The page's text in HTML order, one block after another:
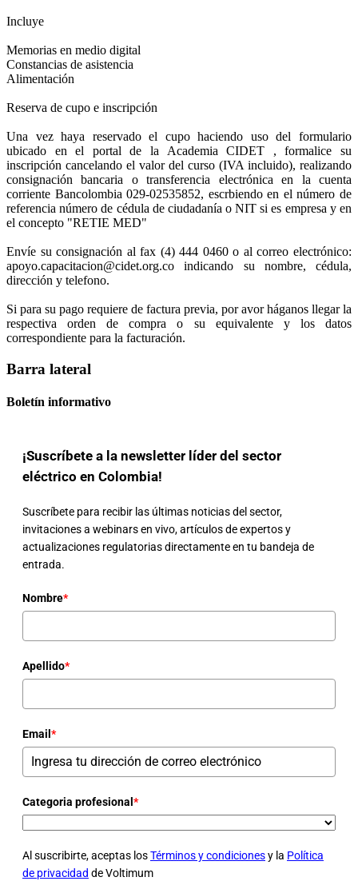
Incluye
Memorias en medio digital
Constancias de asistencia
Alimentación
Reserva de cupo e inscripción
Una vez haya reservado el cupo haciendo uso del formulario
ubicado en el portal de la Academia CIDET , formalice su
inscripción cancelando el valor del curso (IVA incluido), realizando
consignación bancaria o transferencia electrónica en la cuenta
corriente Bancolombia 029-02535852, escrbiendo en el número de
referencia número de cédula de ciudadanía o NIT si es empresa y en
el concepto "RETIE MED"
Envíe su consignación al fax (4) 444 0460 o al correo electrónico:
apoyo.capacitacion@cidet.org.co indicando su nombre, cédula,
dirección y telefono.
Si para su pago requiere de factura previa, por avor háganos llegar la
respectiva orden de compra o su equivalente y los datos
correspondiente para la facturación.
Barra lateral
Boletín informativo
¡Suscríbete a la newsletter líder del sector
eléctrico en Colombia!
Suscríbete para recibir las últimas noticias del sector,
invitaciones a webinars en vivo, artículos de expertos y
actualizaciones regulatorias directamente en tu bandeja de
entrada.
Nombre*
Apellido*
Email *
Categoria profesional *
Al suscribirte, aceptas losTérminos y condicionesy la Política
de privacidad de Voltimum